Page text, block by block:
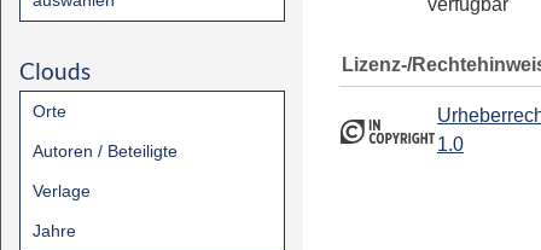
Clouds
Orte
Autoren / Beteiligte
Verlage
Jahre
verfügbar
Lizenz-/
1.0